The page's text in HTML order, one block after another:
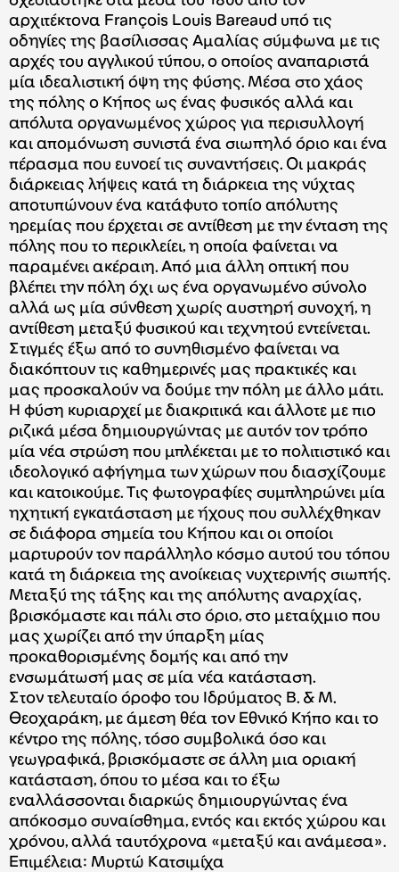
αρχιτέκτονα François Louis Bareaud υπό τις
οδηγίες της βασίλισσας Αμαλίας σύμφωνα με τις
αρχές του αγγλικού τύπου, ο οποίος αναπαριστά
μία ιδεαλιστική όψη της φύσης. Μέσα στο χάος
της πόλης ο Κήπος ως ένας φυσικός αλλά και
απόλυτα οργανωμένος χώρος για περισυλλογή
και απομόνωση συνιστά ένα σιωπηλό όριο και ένα
πέρασμα που ευνοεί τις συναντήσεις. Οι μακράς
διάρκειας λήψεις κατά τη διάρκεια της νύχτας
αποτυπώνουν ένα κατάφυτο τοπίο απόλυτης
ηρεμίας που έρχεται σε αντίθεση με την ένταση της
πόλης που το περικλείει, η οποία φαίνεται να
παραμένει ακέραιη. Από μια άλλη οπτική που
βλέπει την πόλη όχι ως ένα οργανωμένο σύνολο
αλλά ως μία σύνθεση χωρίς αυστηρή συνοχή, η
αντίθεση μεταξύ φυσικού και τεχνητού εντείνεται.
Στιγμές έξω από το συνηθισμένο φαίνεται να
διακόπτουν τις καθημερινές μας πρακτικές και
μας προσκαλούν να δούμε την πόλη με άλλο μάτι.
Η φύση κυριαρχεί με διακριτικά και άλλοτε με πιο
ριζικά μέσα δημιουργώντας με αυτόν τον τρόπο
μία νέα στρώση που μπλέκεται με το πολιτιστικό και
ιδεολογικό αφήγημα των χώρων που διασχίζουμε
και κατοικούμε. Τις φωτογραφίες συμπληρώνει μία
ηχητική εγκατάσταση με ήχους που συλλέχθηκαν
σε διάφορα σημεία του Κήπου και οι οποίοι
μαρτυρούν τον παράλληλο κόσμο αυτού του τόπου
κατά τη διάρκεια της ανοίκειας νυχτερινής σιωπής.
Μεταξύ της τάξης και της απόλυτης αναρχίας,
βρισκόμαστε και πάλι στο όριο, στο μεταίχμιο που
μας χωρίζει από την ύπαρξη μίας
προκαθορισμένης δομής και από την
ενσωμάτωσή μας σε μία νέα κατάσταση.
Στον τελευταίο όροφο του Ιδρύματος Β. & Μ.
Θεοχαράκη, με άμεση θέα τον Εθνικό Κήπο και το
κέντρο της πόλης, τόσο συμβολικά όσο και
γεωγραφικά, βρισκόμαστε σε άλλη μια οριακή
κατάσταση, όπου το μέσα και το έξω
εναλλάσσονται διαρκώς δημιουργώντας ένα
απόκοσμο συναίσθημα, εντός και εκτός χώρου και
χρόνου, αλλά ταυτόχρονα «μεταξύ και ανάμεσα».
Επιμέλεια: Μυρτώ Κατσιμίχα